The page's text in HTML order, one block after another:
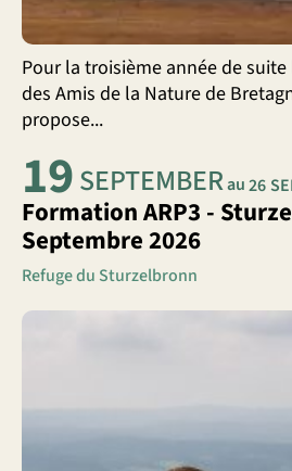
Pour la troisième année de
des Amis de la Nature de
propose...
19SEPTEMBERau26
Formation ARP3 -
Septembre 2026
Refuge du Sturzelbronn